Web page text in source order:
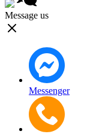
Message us
Messenger